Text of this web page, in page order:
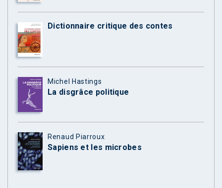
Dictionnaire critique des contes
Michel Hastings
La disgrâce politique
Renaud Piarroux
Sapiens et les microbes